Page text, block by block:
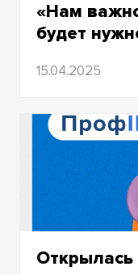
«Нам
будет
Как Академия
15.04.2025